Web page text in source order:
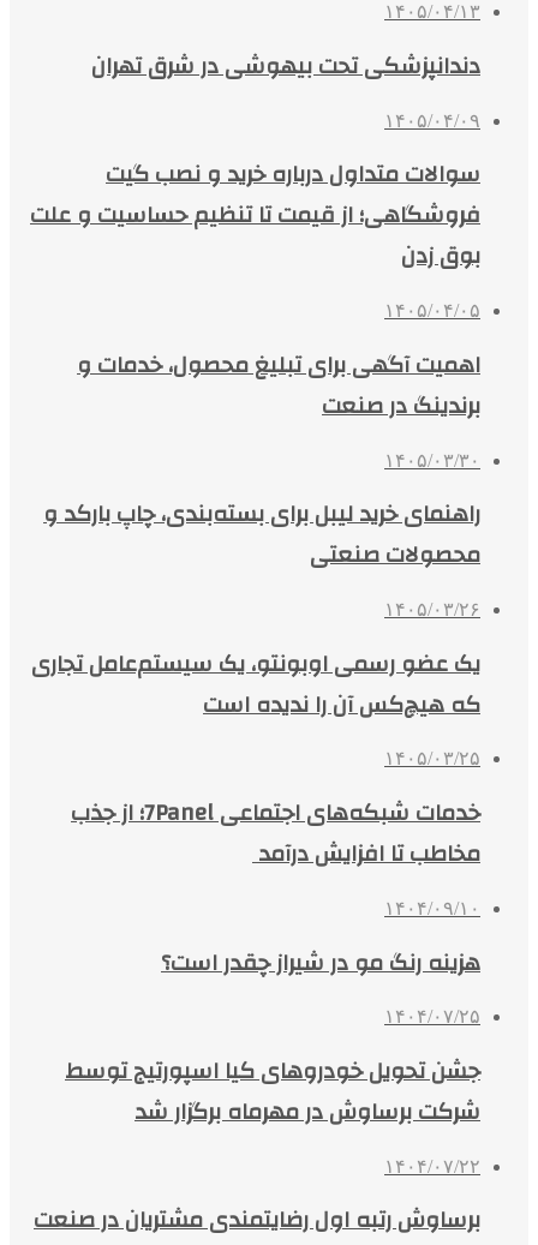
۱۴۰۵/۰۴/۱۳
دندانپزشکی تحت بیهوشی در شرق تهران
۱۴۰۵/۰۴/۰۹
سوالات متداول درباره خرید و نصب گیت
فروشگاهی؛ از قیمت تا تنظیم حساسیت و علت
بوق زدن
۱۴۰۵/۰۴/۰۵
اهمیت آگهی برای تبلیغ محصول، خدمات و
برندینگ در صنعت
۱۴۰۵/۰۳/۳۰
راهنمای خرید لیبل برای بسته‌بندی، چاپ بارکد و
محصولات صنعتی
۱۴۰۵/۰۳/۲۶
یک عضو رسمی اوبونتو، یک سیستم‌عامل تجاری
که هیچ‌کس آن را ندیده است
۱۴۰۵/۰۳/۲۵
خدمات شبکه‌های اجتماعی 7Panel؛ از جذب
مخاطب تا افزایش درآمد
۱۴۰۴/۰۹/۱۰
هزینه رنگ مو در شیراز چقدر است؟
۱۴۰۴/۰۷/۲۵
جشن تحویل خودروهای کیا اسپورتیج توسط
شرکت برساوش در مهرماه برگزار شد
۱۴۰۴/۰۷/۲۲
برساوش رتبه اول رضایتمندی مشتریان در صنعت